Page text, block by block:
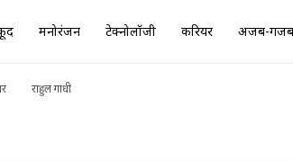
मनोरंजन टेक्नोलॉजी करियर अजब-गजब
राहुल गांधी